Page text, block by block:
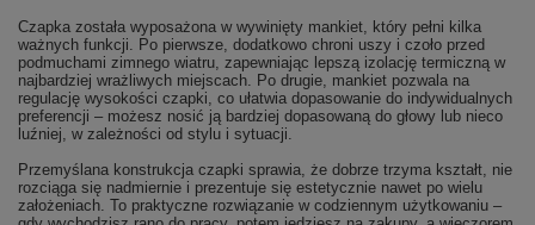
Czapka została wyposażona w wywinięty mankiet, który pełni kilka
ważnych funkcji. Po pierwsze, dodatkowo chroni uszy i czoło przed
podmuchami zimnego wiatru, zapewniając lepszą izolację termiczną w
najbardziej wrażliwych miejscach. Po drugie, mankiet pozwala na
regulację wysokości czapki, co ułatwia dopasowanie do indywidualnych
preferencji – możesz nosić ją bardziej dopasowaną do głowy lub nieco
luźniej, w zależności od stylu i sytuacji.
Przemyślana konstrukcja czapki sprawia, że dobrze trzyma kształt, nie
rozciąga się nadmiernie i prezentuje się estetycznie nawet po wielu
założeniach. To praktyczne rozwiązanie w codziennym użytkowaniu –